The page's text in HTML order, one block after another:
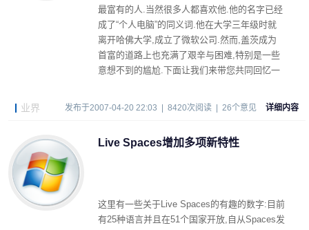
最富有的人.当然很多人都喜欢他.他的名字已经
成了“个人电脑”的同义词.他在大学三年级时就
离开哈佛大学,成立了微软公司.然而,盖茨成为
首富的道路上也充满了艰辛与困难,特别是一些
意想不到的尴尬.下面让我们来带您共同回忆一
业界 发布于2007-04-20 22:03 | 8420次阅读 | 26个意见 详细内容
Live Spaces增加多项新特性
这里有一些关于Live Spaces的有趣的数字:目前
有25种语言并且在51个国家开放,自从Spaces发